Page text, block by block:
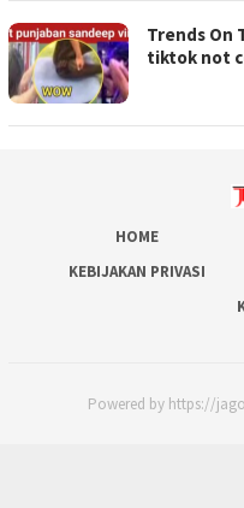
Trends
tiktok not
HOME
KEBIJAKAN PRIVASI
Powered by https://